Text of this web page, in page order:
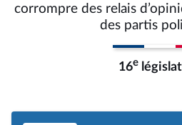
corrompre des relais
des partis
16e